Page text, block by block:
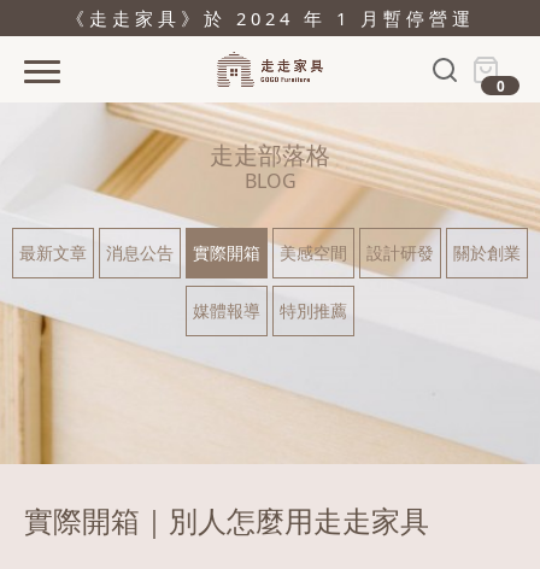
《走走家具》於 2024 年 1 月暫停營運
0
產品
關於
據點
結帳
走走部落格
BLOG
最新文章 消息公告 實際開箱 美感空間 設計研發 關於創業
媒體報導 特別推薦
實際開箱｜別人怎麼用走走家具